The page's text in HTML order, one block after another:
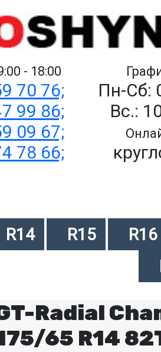
- 18:00
70 76;
99 86;
09 67;
78 66;
Пн-Сб:
Вс.:
R14 R15
R16
Radial
65 R14